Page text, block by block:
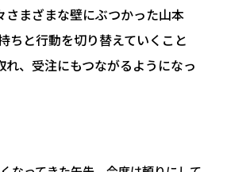
さまざまな壁にぶつかった山本
ちと行動を切り替えていくこと
れ、受注にもつながるようになっ